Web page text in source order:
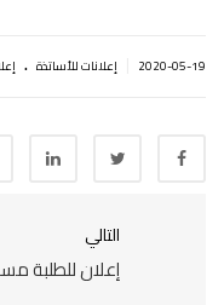
2020-05-19 إعلانات للأساتذة .
التالي
إعلان للطلبة